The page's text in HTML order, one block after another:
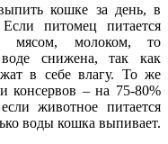
кошке за день, в
питомец питается
мясом, молоком, то
снижена, так как
в себе влагу. То же
консервов – на 75-80%
животное питается
воды кошка выпивает.